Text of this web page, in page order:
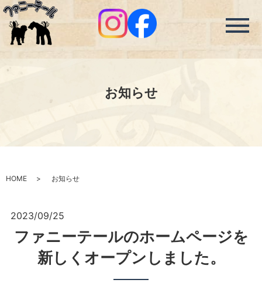
メ
お知らせ
HOME お知らせ
2023/09/25
ファニーテールのホームページを
新しくオープンしました。